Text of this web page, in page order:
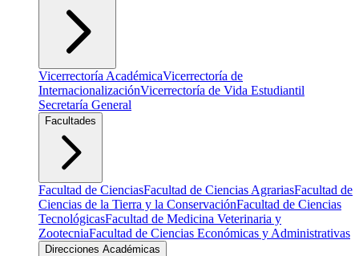
Vicerrectoría AcadémicaVicerrectoría de
InternacionalizaciónVicerrectoría de Vida Estudiantil
Secretaría General
Facultades
Facultad de CienciasFacultad de Ciencias AgrariasFacultad de
Ciencias de la Tierra y la ConservaciónFacultad de Ciencias
TecnológicasFacultad de Medicina Veterinaria y
ZootecniaFacultad de Ciencias Económicas y Administrativas
Direcciones Académicas